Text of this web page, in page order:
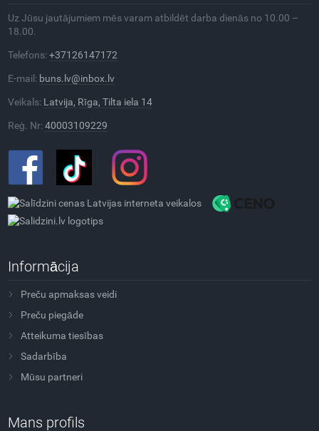
Uz Jūsu jautājumiem mēs varam atbildēt darba dienās no 10.00 –
18.00.
Telefons:+37126147172
E-mail: buns.lv@inbox.lv
Veikals: Latvija, Rīga, Tilta iela 14
Reģ. Nr:40003109229
Informācija
Preču apmaksas veidi
Preču piegāde
Atteikuma tiesības
Sadarbība
Mūsu partneri
Mans profils